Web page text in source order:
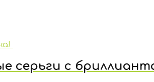
серьги с